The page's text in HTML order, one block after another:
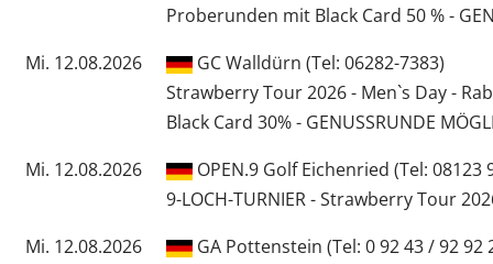
Proberunden mit Black Card 50 % -
Mi. 12.08.2026
GC Walldürn (Tel: 06282-7383)
Strawberry Tour 2026 - Men`s Day -
Black Card 30% - GENUSSRUNDE
Mi. 12.08.2026
OPEN.9 Golf Eichenried (Tel: 08123
9-LOCH-TURNIER - Strawberry Tour
Mi. 12.08.2026
GA Pottenstein (Tel: 0 92 43 / 92 92